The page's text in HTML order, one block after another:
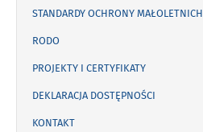
STANDARDY OCHRONY MAŁOLETNICH
RODO
PROJEKTY I CERTYFIKATY
DEKLARACJA DOSTĘPNOŚCI
KONTAKT